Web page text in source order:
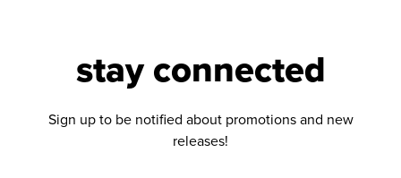
stay connected
Sign up to be notified about promotions and new
releases!